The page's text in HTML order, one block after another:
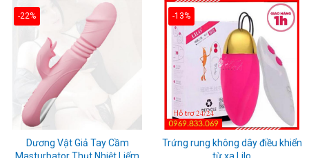
-22%
Dương Vật Giả Tay Cầm
Masturbator Thụt Nhiệt Liếm
-13%
Trứng rung không dây điều khiển
từ xa Lilo